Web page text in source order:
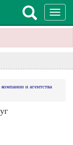
и агентства